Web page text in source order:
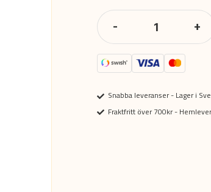
- +
Snabba leveranser - Lager i
Fraktfritt över 700kr -